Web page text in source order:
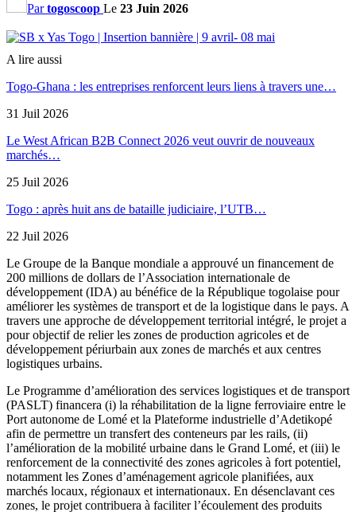
Partogoscoop Le 23 Juin 2026
A lire aussi
Togo-Ghana : les entreprises renforcent leurs liens à travers une…
31 Juil 2026
Le West African B2B Connect 2026 veut ouvrir de nouveaux
marchés…
25 Juil 2026
Togo : après huit ans de bataille judiciaire, l’UTB…
22 Juil 2026
Le Groupe de la Banque mondiale a approuvé un financement de
200 millions de dollars de l’Association internationale de
développement (IDA) au bénéfice de la République togolaise pour
améliorer les systèmes de transport et de la logistique dans le pays. A
travers une approche de développement territorial intégré, le projet a
pour objectif de relier les zones de production agricoles et de
développement périurbain aux zones de marchés et aux centres
logistiques urbains.
Le Programme d’amélioration des services logistiques et de transport
(PASLT) financera (i) la réhabilitation de la ligne ferroviaire entre le
Port autonome de Lomé et la Plateforme industrielle d’Adetikopé
afin de permettre un transfert des conteneurs par les rails, (ii)
l’amélioration de la mobilité urbaine dans le Grand Lomé, et (iii) le
renforcement de la connectivité des zones agricoles à fort potentiel,
notamment les Zones d’aménagement agricole planifiées, aux
marchés locaux, régionaux et internationaux. En désenclavant ces
zones, le projet contribuera à faciliter l’écoulement des produits